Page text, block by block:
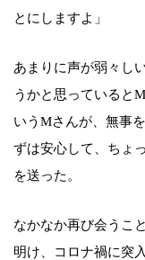
とにしますよ」
あまりに声が弱々し
うかと思っていると
いうMさんが、無事
ずは安心して、ちょ
を送った。
なかなか再び会うこ
明け、コロナ禍に突